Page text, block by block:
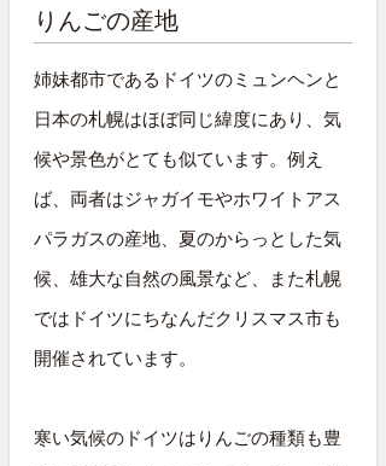
りんごの産地
姉妹都市であるドイツのミュンヘンと
日本の札幌はほぼ同じ緯度にあり、気
候や景色がとても似ています。例え
ば、両者はジャガイモやホワイトアス
パラガスの産地、夏のからっとした気
候、雄大な自然の風景など、また札幌
ではドイツにちなんだクリスマス市も
開催されています。
寒い気候のドイツはりんごの種類も豊